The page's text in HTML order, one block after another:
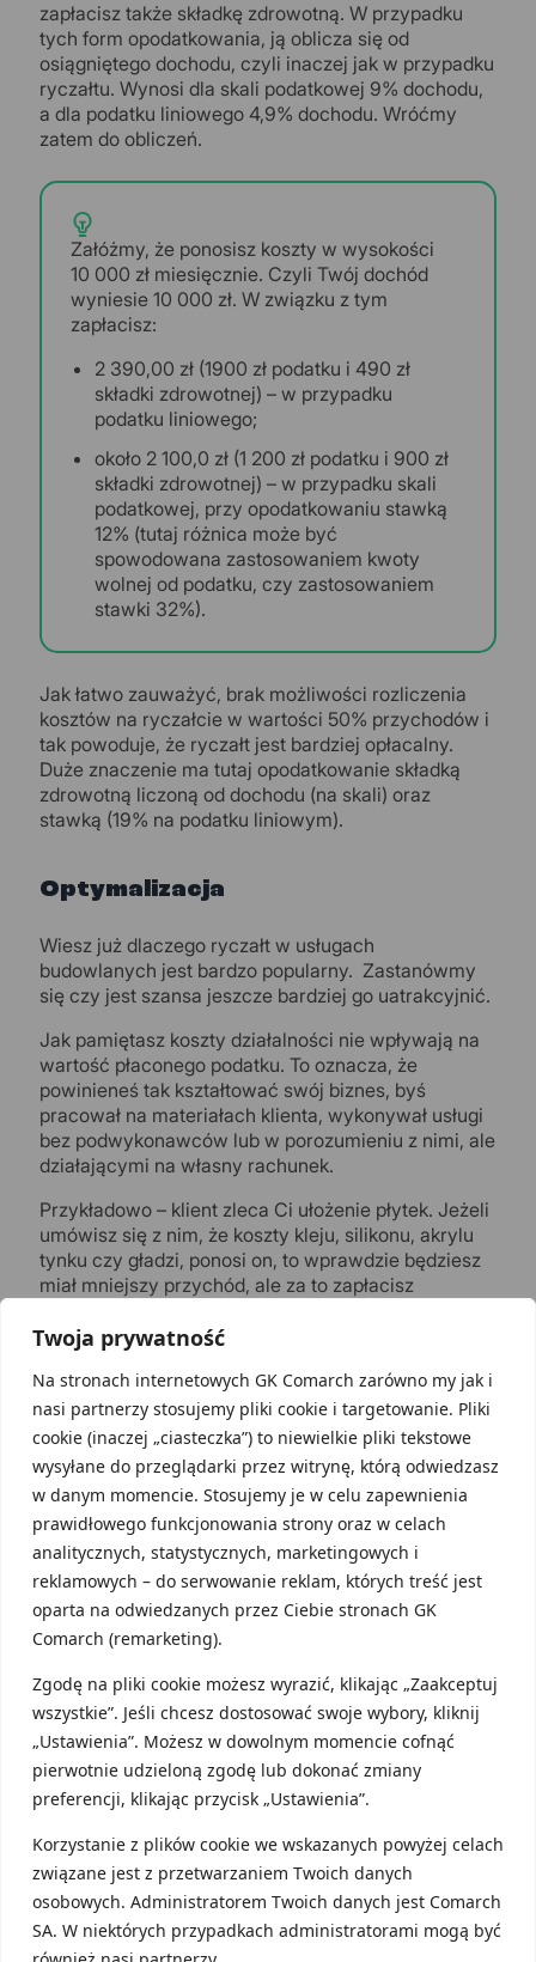
Twoja prywatność
Na stronach internetowych GK Comarch zarówno my jak i
nasi partnerzy stosujemy pliki cookie i targetowanie. Pliki
cookie (inaczej „ciasteczka”) to niewielkie pliki tekstowe
wysyłane do przeglądarki przez witrynę, którą odwiedzasz
w danym momencie. Stosujemy je w celu zapewnienia
prawidłowego funkcjonowania strony oraz w celach
analitycznych, statystycznych, marketingowych i
reklamowych – do serwowanie reklam, których treść jest
oparta na odwiedzanych przez Ciebie stronach GK
Comarch (remarketing).
Zgodę na pliki cookie możesz wyrazić, klikając „Zaakceptuj
wszystkie”. Jeśli chcesz dostosować swoje wybory, kliknij
„Ustawienia”. Możesz w dowolnym momencie cofnąć
pierwotnie udzieloną zgodę lub dokonać zmiany
preferencji, klikając przycisk „Ustawienia”.
Korzystanie z plików cookie we wskazanych powyżej celach
związane jest z przetwarzaniem Twoich danych
osobowych. Administratorem Twoich danych jest Comarch
SA. W niektórych przypadkach administratorami mogą być
zapłacisz także składkę zdrowotną. W przypadku
tych form opodatkowania, ją oblicza się od
osiągniętego dochodu, czyli inaczej jak w przypadku
ryczałtu. Wynosi dla skali podatkowej 9% dochodu,
a dla podatku liniowego 4,9% dochodu. Wróćmy
zatem do obliczeń.
Załóżmy, że ponosisz koszty w wysokości
10 000 zł miesięcznie. Czyli Twój dochód
wyniesie 10 000 zł. W związku z tym
zapłacisz:
2 390,00 zł (1900 zł podatku i 490 zł
składki zdrowotnej) – w przypadku
podatku liniowego;
około 2 100,0 zł (1 200 zł podatku i 900 zł
składki zdrowotnej) – w przypadku skali
podatkowej, przy opodatkowaniu stawką
12% (tutaj różnica może być
spowodowana zastosowaniem kwoty
wolnej od podatku, czy zastosowaniem
stawki 32%).
Jak łatwo zauważyć, brak możliwości rozliczenia
kosztów na ryczałcie w wartości 50% przychodów i
tak powoduje, że ryczałt jest bardziej opłacalny.
Duże znaczenie ma tutaj opodatkowanie składką
zdrowotną liczoną od dochodu (na skali) oraz
stawką (19% na podatku liniowym).
Optymalizacja
Wiesz już dlaczego ryczałt w usługach
budowlanych jest bardzo popularny. Zastanówmy
się czy jest szansa jeszcze bardziej go uatrakcyjnić.
Jak pamiętasz koszty działalności nie wpływają na
wartość płaconego podatku. To oznacza, że
powinieneś tak kształtować swój biznes, byś
pracował na materiałach klienta, wykonywał usługi
bez podwykonawców lub w porozumieniu z nimi, ale
działającymi na własny rachunek.
Przykładowo – klient zleca Ci ułożenie płytek. Jeżeli
umówisz się z nim, że koszty kleju, silikonu, akrylu
tynku czy gładzi, ponosi on, to wprawdzie będziesz
miał mniejszy przychód, ale za to zapłacisz
potrzebujesz koparki, to jej koszt powinien ponieść
Nie oznacza, to że zawsze będzie to najbardziej
opłacalne rozwiązanie. Przykładowo może się
okazać, że w hurtowni masz duże rabaty, które
częściowo zniwelują Ci większe opodatkowanie, a
będziesz bardziej konkurencyjny na rynku – klienci
nie będą musieli wówczas tracić czasu na zakupy.
To już jednak zależy od konkretnej sytuacji.
Może się także okazać, że w danym roku będziesz
ponosił duże koszty – np. wymieniasz park
maszynowy. Jeżeli nie będziesz musiał ich
amortyzować i rozliczysz je w danym roku, to może
się okazać, że warto zmienić ryczałt na zasady
ogólne lub podatek linowy, chociażby na ten jeden
rok.
Pamiętaj jednak, że mimo iż wybrałeś ryczałt i nie
faktury dokumentujące Twoje zakupy.
Kiedy ryczałt się nie opłaca?